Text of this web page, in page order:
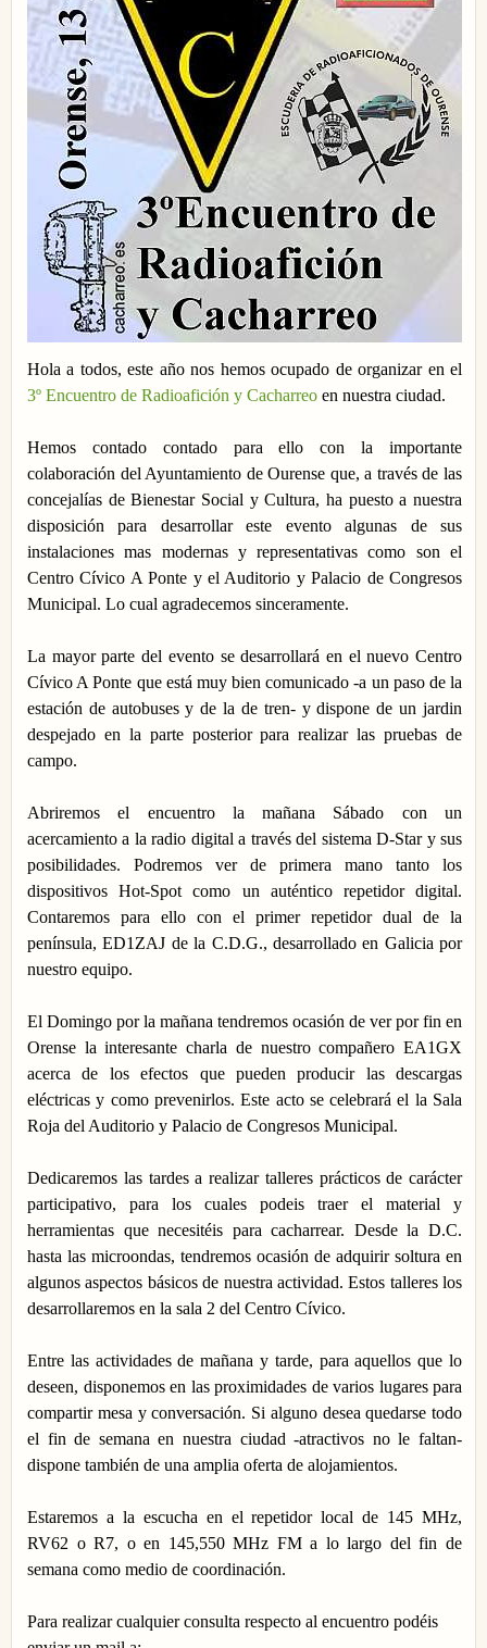
Hola a todos, este año nos hemos ocupado de organizar en el
3º Encuentro de Radioafición y Cacharreo en nuestra ciudad.
Hemos contado contado para ello con la importante
colaboración del Ayuntamiento de Ourense que, a través de las
concejalías de Bienestar Social y Cultura, ha puesto a nuestra
disposición para desarrollar este evento algunas de sus
instalaciones mas modernas y representativas como son el
Centro Cívico A Ponte y el Auditorio y Palacio de Congresos
Municipal. Lo cual agradecemos sinceramente.
La mayor parte del evento se desarrollará en el nuevo Centro
Cívico A Ponte que está muy bien comunicado -a un paso de la
estación de autobuses y de la de tren- y dispone de un jardin
despejado en la parte posterior para realizar las pruebas de
campo.
Abriremos el encuentro la mañana Sábado con un
acercamiento a la radio digital a través del sistema D-Star y sus
posibilidades. Podremos ver de primera mano tanto los
dispositivos Hot-Spot como un auténtico repetidor digital.
Contaremos para ello con el primer repetidor dual de la
península, ED1ZAJ de la C.D.G., desarrollado en Galicia por
nuestro equipo.
El Domingo por la mañana tendremos ocasión de ver por fin en
Orense la interesante charla de nuestro compañero EA1GX
acerca de los efectos que pueden producir las descargas
eléctricas y como prevenirlos. Este acto se celebrará el la Sala
Roja del Auditorio y Palacio de Congresos Municipal.
Dedicaremos las tardes a realizar talleres prácticos de carácter
participativo, para los cuales podeis traer el material y
herramientas que necesitéis para cacharrear. Desde la D.C.
hasta las microondas, tendremos ocasión de adquirir soltura en
algunos aspectos básicos de nuestra actividad. Estos talleres los
desarrollaremos en la sala 2 del Centro Cívico.
Entre las actividades de mañana y tarde, para aquellos que lo
deseen, disponemos en las proximidades de varios lugares para
compartir mesa y conversación. Si alguno desea quedarse todo
el fin de semana en nuestra ciudad -atractivos no le faltan-
dispone también de una amplia oferta de alojamientos.
Estaremos a la escucha en el repetidor local de 145 MHz,
RV62 o R7, o en 145,550 MHz FM a lo largo del fin de
semana como medio de coordinación.
Para realizar cualquier consulta respecto al encuentro podéis